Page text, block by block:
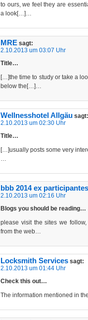
to ours, we feel they are
a look[…]…
MRE sagt:
2.10.2013 um 03:07 Uhr
Title…
[…]the time to study or take a
below the[…]…
Wellnesshotel Allgäu sagt:
2.10.2013 um 02:30 Uhr
Title…
[…]usually posts some very
…
bbb 2014 ex participantes
2.10.2013 um 02:16 Uhr
Blogs you should be reading…
please visit the sites we
from the web…
Locksmith Services sagt:
2.10.2013 um 01:44 Uhr
Check this out…
The information mentioned in